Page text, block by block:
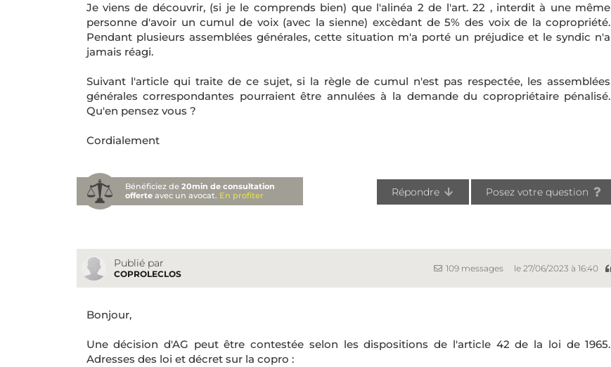
Je viens de découvrir, (si je le comprends bien) que l'alinéa 2 de l'art. 22 , interdit à une même
personne d'avoir un cumul de voix (avec la sienne) excèdant de 5% des voix de la copropriété.
Pendant plusieurs assemblées générales, cette situation m'a porté un préjudice et le syndic n'a
jamais réagi.
Suivant l'article qui traite de ce sujet, si la règle de cumul n'est pas respectée, les assemblées
générales correspondantes pourraient être annulées à la demande du copropriétaire pénalisé.
Qu'en pensez vous ?
Cordialement
Bénéficiez de20min de consultation
offerte avec un avocat. En profiter Répondre Posez votre question
Publié par
COPROLECLOS
109 messages le 27/06/2023 à 16:40
Bonjour,
Une décision d'AG peut être contestée selon les dispositions de l'article 42 de la loi de 1965.
Adresses des loi et décret sur la copro :